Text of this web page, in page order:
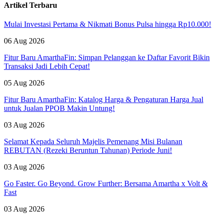
Artikel Terbaru
Mulai Investasi Pertama & Nikmati Bonus Pulsa hingga Rp10.000!
06 Aug 2026
Fitur Baru AmarthaFin: Simpan Pelanggan ke Daftar Favorit Bikin
Transaksi Jadi Lebih Cepat!
05 Aug 2026
Fitur Baru AmarthaFin: Katalog Harga & Pengaturan Harga Jual
untuk Jualan PPOB Makin Untung!
03 Aug 2026
Selamat Kepada Seluruh Majelis Pemenang Misi Bulanan
REBUTAN (Rezeki Beruntun Tahunan) Periode Juni!
03 Aug 2026
Go Faster. Go Beyond. Grow Further: Bersama Amartha x Volt &
Fast
03 Aug 2026